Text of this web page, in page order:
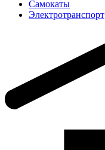
Самокаты
Электротранспорт